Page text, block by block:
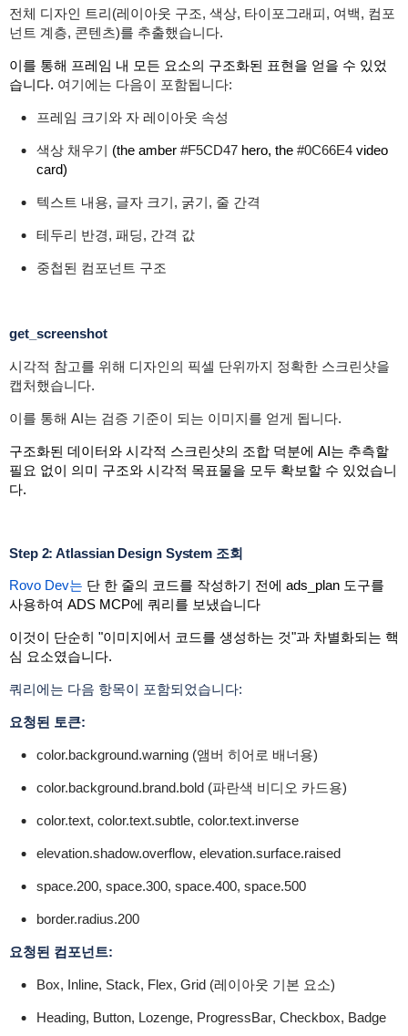
전체 디자인 트리(레이아웃 구조, 색상, 타이포그래피, 여백, 컴포
넌트 계층, 콘텐츠)를 추출했습니다.
이를 통해 프레임 내 모든 요소의 구조화된 표현을 얻을 수 있었
습니다. 여기에는 다음이 포함됩니다:
프레임 크기와 자 레이아웃 속성
색상 채우기 (the amber #F5CD47 hero, the #0C66E4 video
card)
텍스트 내용, 글자 크기, 굵기, 줄 간격
테두리 반경, 패딩, 간격 값
중첩된 컴포넌트 구조
get_screenshot
시각적 참고를 위해 디자인의 픽셀 단위까지 정확한 스크린샷을
캡처했습니다.
이를 통해 AI는 검증 기준이 되는 이미지를 얻게 됩니다.
구조화된 데이터와 시각적 스크린샷의 조합 덕분에 AI는 추측할
필요 없이 의미 구조와 시각적 목표물을 모두 확보할 수 있었습니
다.
Step 2: Atlassian Design System 조회
Rovo Dev는 단 한 줄의 코드를 작성하기 전에 ads_plan도구를
사용하여 ADS MCP에 쿼리를 보냈습니다
이것이 단순히 "이미지에서 코드를 생성하는 것"과 차별화되는 핵
심 요소였습니다.
쿼리에는 다음 항목이 포함되었습니다:
요청된 토큰:
color.background.warning(앰버 히어로 배너용)
color.background.brand.bold(파란색 비디오 카드용)
color.text, color.text.subtle, color.text.inverse
elevation.shadow.overflow, elevation.surface.raised
space.200, space.300, space.400, space.500
border.radius.200
요청된 컴포넌트:
Box, Inline, Stack, Flex, Grid(레이아웃 기본 요소)
Heading, Button, Lozenge, ProgressBar, Checkbox, Badge